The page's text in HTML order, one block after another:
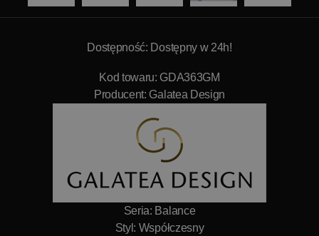
Dostępność: Dostępny w 24h!
Kod towaru: GDA363GM
Producent: Galatea Design
Seria: Balance
Styl: Współczesny